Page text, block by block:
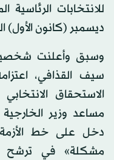
للانتخابات
ديسمبر (كانون الأول)
وسبق وأعلنت
سيف القذافي،
الاستحقاق
مساعد وزير
دخل على خط الأزمة
مشكلة» في ترشح